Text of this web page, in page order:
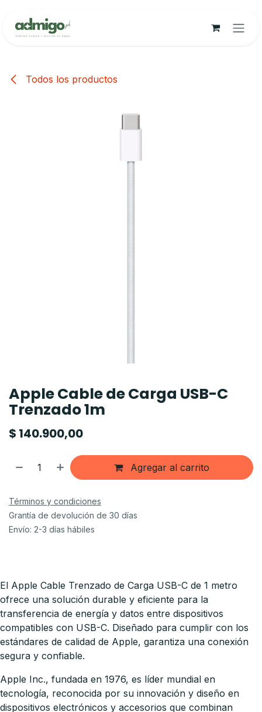
Todos los productos
Apple Cable de Carga USB-C
Trenzado 1m
$ 140.900,00
Agregar al carrito
Términos y condiciones
Grantía de devolución de 30 días
Envío: 2-3 días hábiles
El Apple Cable Trenzado de Carga USB-C de 1 metro
ofrece una solución durable y eficiente para la
transferencia de energía y datos entre dispositivos
compatibles con USB-C. Diseñado para cumplir con los
estándares de calidad de Apple, garantiza una conexión
segura y confiable.
Apple Inc., fundada en 1976, es líder mundial en
tecnología, reconocida por su innovación y diseño en
dispositivos electrónicos y accesorios que combinan